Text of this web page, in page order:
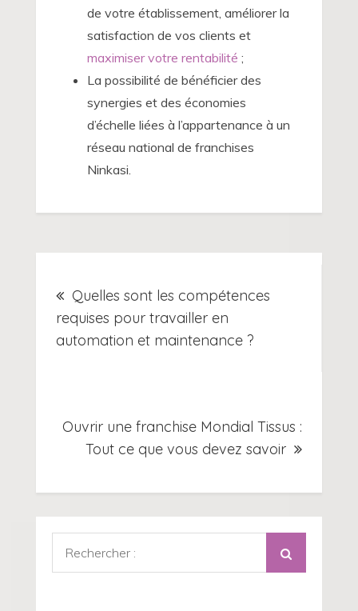
de votre établissement, améliorer la
satisfaction de vos clients et
maximiser votre rentabilité ;
La possibilité de bénéficier des
synergies et des économies
d’échelle liées à l’appartenance à un
réseau national de franchises
Ninkasi.
de
l’article
Quelles sont les compétences
requises pour travailler en
automation et maintenance ?
Ouvrir une franchise Mondial Tissus :
Tout ce que vous devez savoir